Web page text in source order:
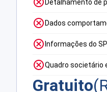
Detalhamento de
Dados
Informações do
Quadro societário
Gratuito